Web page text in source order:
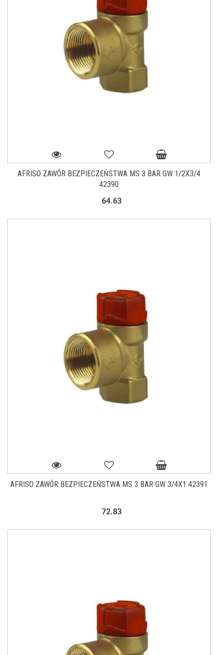
AFRISO ZAWÓR BEZPIECZEŃSTWA MS 3 BAR GW 1/2X3/4
42390
64.63
AFRISO ZAWÓR BEZPIECZEŃSTWA MS 3 BAR GW 3/4X1 42391
72.83